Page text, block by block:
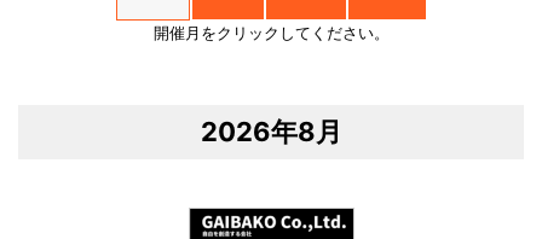
開催月をクリックしてください。
2026年8月